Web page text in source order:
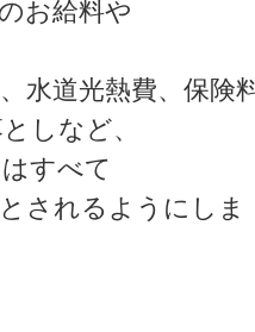
お給料や
水道光熱費、保険
しなど、
すべて
されるようにしま